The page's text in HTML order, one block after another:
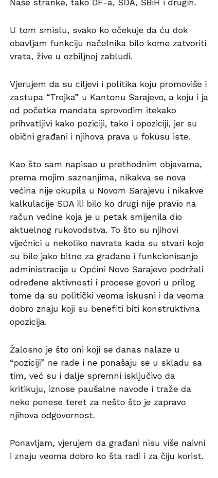
Naše stranke, tako DF-a, SDA, SBiH i drugih.
U tom smislu, svako ko očekuje da ću dok
obavljam funkciju načelnika bilo kome zatvoriti
vrata, žive u ozbiljnoj zabludi.
Vjerujem da su ciljevi i politika koju promoviše i
zastupa “Trojka” u Kantonu Sarajevo, a koju i ja
od početka mandata sprovodim itekako
prihvatljivi kako poziciji, tako i opoziciji, jer su
obični građani i njihova prava u fokusu iste.
Kao što sam napisao u prethodnim objavama,
prema mojim saznanjima, nikakva se nova
većina nije okupila u Novom Sarajevu i nikakve
kalkulacije SDA ili bilo ko drugi nije pravio na
račun većine koja je u petak smijenila dio
aktuelnog rukovodstva. To što su njihovi
vijećnici u nekoliko navrata kada su stvari koje
su bile jako bitne za građane i funkcionisanje
administracije u Općini Novo Sarajevo podržali
određene aktivnosti i procese govori u prilog
tome da su politički veoma iskusni i da veoma
dobro znaju koji su benefiti biti konstruktivna
opozicija.
Žalosno je što oni koji se danas nalaze u
“poziciji” ne rade i ne ponašaju se u skladu sa
tim, već su i dalje spremni isključivo da
kritikuju, iznose paušalne navode i traže da
neko ponese teret za nešto što je zapravo
njihova odgovornost.
Ponavljam, vjerujem da građani nisu više naivni
i znaju veoma dobro ko šta radi i za čiju korist.